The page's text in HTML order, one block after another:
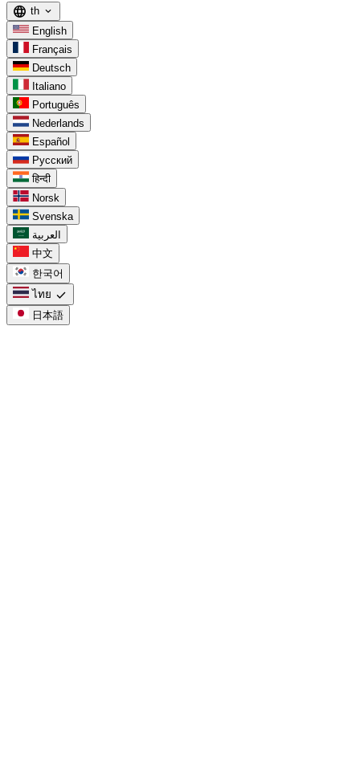
language th expand_more
English
Français
Deutsch
Italiano
Português
Nederlands
Español
Русский
हिन्दी
Norsk
Svenska
العربية
中文
한국어
ไทย check
日本語